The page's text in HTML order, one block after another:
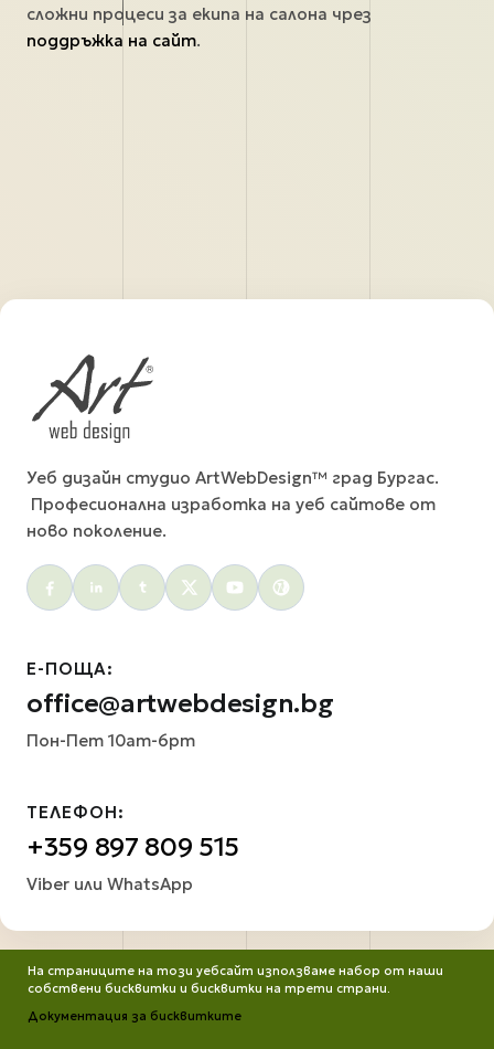
сложни процеси за екипа на салона чрез
поддръжка на сайт.
Уеб дизайн студио ArtWebDesign™ град Бургас.
Професионална изработка на уеб сайтове от
ново поколение.
Social menu
На страниците на този уебсайт използваме набор от наши
собствени бисквитки и бисквитки на трети страни.
Документация за бисквитките
Е-ПОЩА:
office@artwebdesign.bg
Пон-Пет 10am-6pm
ТЕЛЕФОН:
+359 897 809 515
Viber или WhatsApp